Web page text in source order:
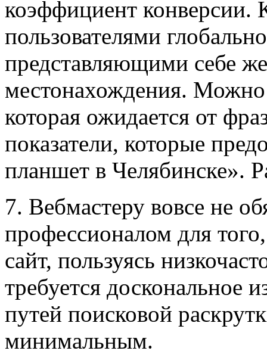
коэффициент конверсии.
пользователями
представляющими себе
местонахождения. Можно
которая ожидается от
показатели, которые
планшет в Челябинске».
7. Вебмастеру вовсе не
профессионалом для
сайт, пользуясь
требуется доскональное
путей поисковой
минимальным.